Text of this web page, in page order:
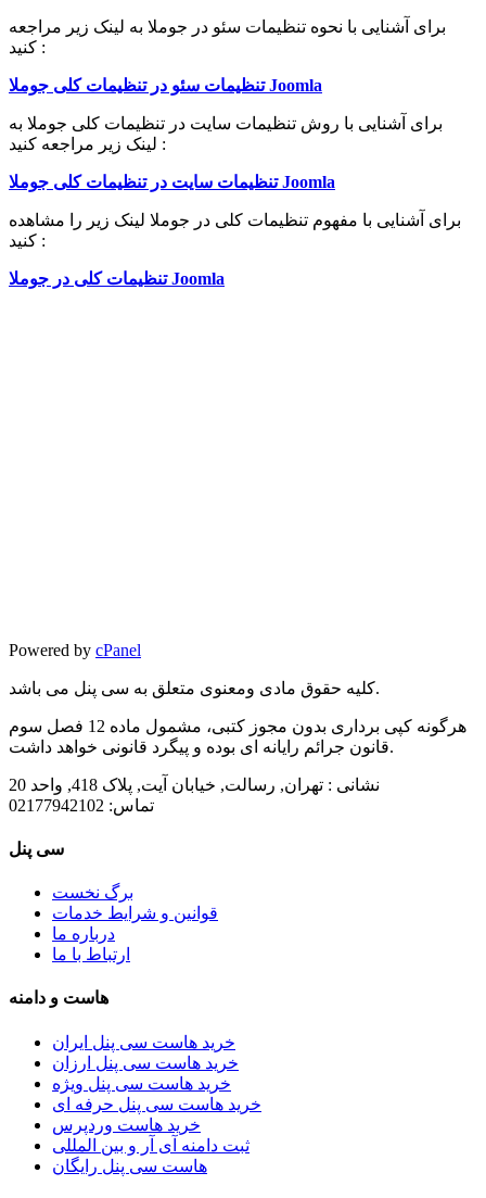
برای آشنایی با نحوه تنظیمات سئو در جوملا به لینک زیر مراجعه
کنید :
تنظیمات سئو در تنظیمات کلی جوملا Joomla
برای آشنایی با روش تنظیمات سایت در تنظیمات کلی جوملا به
لینک زیر مراجعه کنید :
تنظیمات سایت در تنظیمات کلی جوملا Joomla
برای آشنایی با مفهوم تنظیمات کلی در جوملا لینک زیر را مشاهده
کنید :
تنظیمات کلی در جوملا Joomla
Powered by cPanel
کلیه حقوق مادی ومعنوی متعلق به سی پنل می باشد.
هرگونه کپی برداری بدون مجوز کتبی، مشمول ماده 12 فصل سوم
قانون جرائم رایانه ای بوده و پیگرد قانونی خواهد داشت.
نشانی : تهران, رسالت, خیابان آیت, پلاک 418, واحد 20
تماس:
سی پنل
برگ نخست
قوانین و شرایط خدمات
درباره ما
ارتباط با ما
هاست و دامنه
خرید هاست سی پنل ایران
خرید هاست سی پنل ارزان
خرید هاست سی پنل ویژه
خرید هاست سی پنل حرفه ای
خرید هاست وردپرس
ثبت دامنه آی آر و بین المللی
هاست سی پنل رایگان